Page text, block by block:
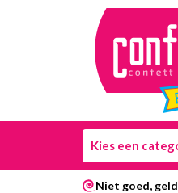
Kies een
Niet goed,